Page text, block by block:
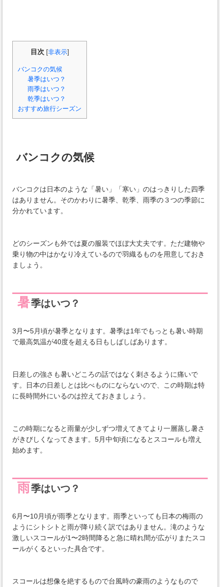
目次 非表示]
バンコクの気候
暑季はいつ？
雨季はいつ？
乾季はいつ？
おすすめ旅行シーズン
バンコクの気候
バンコクは日本のような「暑い」「寒い」のはっきりした四季
はありません。そのかわりに暑季、乾季、雨季の３つの季節に
分かれています。
どのシーズンも外では夏の服装でほぼ大丈夫です。ただ建物や
乗り物の中はかなり冷えているので羽織るものを用意しておき
ましょう。
暑季はいつ？
3月〜5月頃が暑季となります。暑季は1年でもっとも暑い時期
で最高気温が40度を超える日もしばしばあります。
日差しの強さも暑いどころの話ではなく刺さるように痛いで
す。日本の日差しとは比べものにならないので、この時期は特
に長時間外にいるのは控えておきましょう。
この時期になると雨量が少しずつ増えてきてより一層蒸し暑さ
がきびしくなってきます。5月中旬頃になるとスコールも増え
始めます。
雨季はいつ？
6月〜10月頃が雨季となります。雨季といっても日本の梅雨の
ようにシトシトと雨が降り続く訳ではありません。滝のような
激しいスコールが1〜2時間降ると急に晴れ間が広がりまたスコ
ールがくるといった具合です。
スコールは想像を絶するもので台風時の豪雨のようなもので